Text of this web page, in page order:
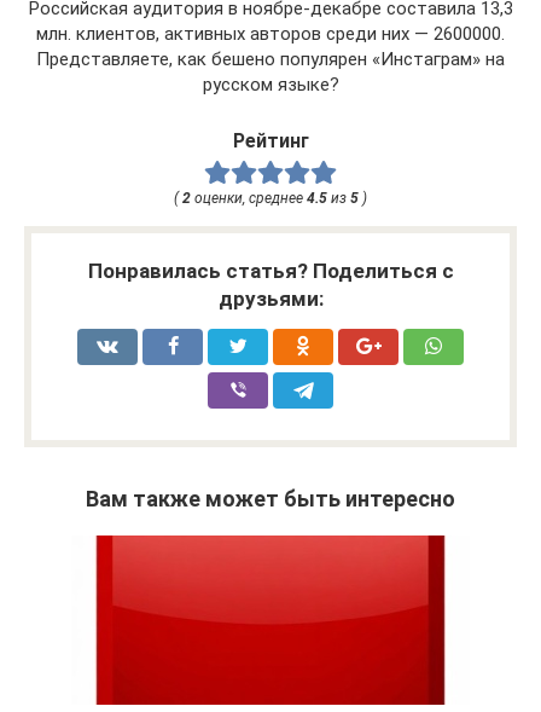
Российская аудитория в ноябре-декабре составила 13,3
млн. клиентов, активных авторов среди них — 2600000.
Представляете, как бешено популярен «Инстаграм» на
русском языке?
Рейтинг
(2 оценки, среднее 4.5 из 5 )
Понравилась статья? Поделиться с
друзьями:
Вам также может быть интересно